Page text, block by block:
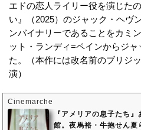
エドの恋人ライリー役を演じた
い』（2025）のジャック・ヘヴ
ンバイナリーであることをカミ
ット・ランディ=ペインからジ
た。（本作には改名前の​​ブリジ
演）
Cinemarche
『アメリアの息子たち
館。夜馬裕・牛抱せん夏